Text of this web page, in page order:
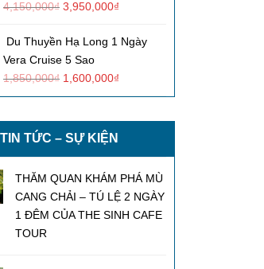
4,150,000₫ 3,950,000₫
Du Thuyền Hạ Long 1 Ngày
Vera Cruise 5 Sao
1,850,000₫ 1,600,000₫
TIN TỨC – SỰ KIỆN
THĂM QUAN KHÁM PHÁ MÙ
CANG CHẢI – TÚ LỆ 2 NGÀY
1 ĐÊM CỦA THE SINH CAFE
TOUR